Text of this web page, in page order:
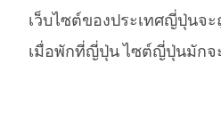
เว็บไซต์ของประเทศญี่ปุ่นจะ
เมื่อพักที่ญี่ปุ่น ไซต์ญี่ปุ่นมักจ